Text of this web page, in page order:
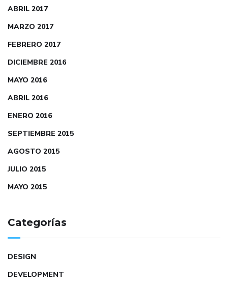
ABRIL 2017
MARZO 2017
FEBRERO 2017
DICIEMBRE 2016
MAYO 2016
ABRIL 2016
ENERO 2016
SEPTIEMBRE 2015
AGOSTO 2015
JULIO 2015
MAYO 2015
Categorías
DESIGN
DEVELOPMENT